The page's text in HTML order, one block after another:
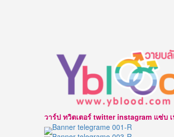
วาร์ป ทวิตเตอร์ twitter instagram แซ่บ